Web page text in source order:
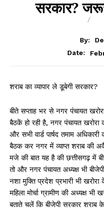
सरकार?
By:
Date:
शराब का व्यापार ले डूबेगी सरकार?
बीते सप्ताह भर से नगर पंचायत
बैठकें हो रही है, नगर पंचायत खरोरा
और सभी वार्ड पार्षद तमाम
बैठक कर नगर में व्याप्त शराब की
मजे की बात यह है की छत्तीसगढ़ में
तो और नगर पंचायत अध्यक्ष भी
नशा मुक्ति प्रदेश प्रभारी भी
महिला मोर्चा ग्रामीण की अध्यक्ष भी
बताते चलें कि बीजेपी सरकार शराब